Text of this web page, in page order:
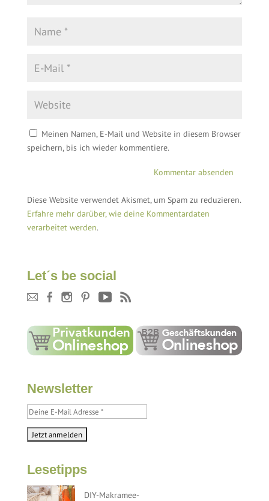
Meinen Namen, E-Mail und Website in diesem Browser
speichern, bis ich wieder kommentiere.
Diese Website verwendet Akismet, um Spam zu reduzieren.
Erfahre mehr darüber, wie deine Kommentardaten
verarbeitet werden.
Let´s be social
Newsletter
Lesetipps
DIY-Makramee-